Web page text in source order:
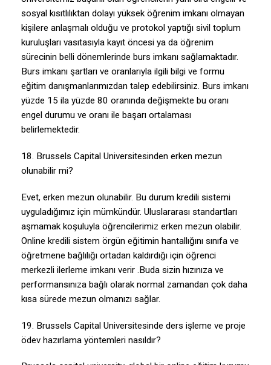
sosyal kısıtlılıktan dolayı yüksek öğrenim imkanı olmayan
kişilere anlaşmalı olduğu ve protokol yaptığı sivil toplum
kuruluşları vasıtasıyla kayıt öncesi ya da öğrenim
sürecinin belli dönemlerinde burs imkanı sağlamaktadır.
Burs imkanı şartları ve oranlarıyla ilgili bilgi ve formu
eğitim danışmanlarımızdan talep edebilirsiniz. Burs imkanı
yüzde 15 ila yüzde 80 oranında değişmekte bu oranı
engel durumu ve oranı ile başarı ortalaması
belirlemektedir.
18. Brussels Capital Universitesinden erken mezun
olunabilir mi?
Evet, erken mezun olunabilir. Bu durum kredili sistemi
uyguladığımız için mümkündür. Uluslararası standartları
aşmamak koşuluyla öğrencilerimiz erken mezun olabilir.
Online kredili sistem örgün eğitimin hantallığını sınıfa ve
öğretmene bağlılığı ortadan kaldırdığı için öğrenci
merkezli ilerleme imkanı verir .Buda sizin hızınıza ve
performansınıza bağlı olarak normal zamandan çok daha
kısa sürede mezun olmanızı sağlar.
19. Brussels Capital Universitesinde ders işleme ve proje
ödev hazırlama yöntemleri nasıldır?